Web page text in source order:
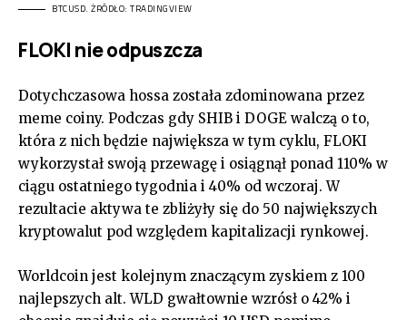
BTCUSD. ŻRÓDŁO: TRADINGVIEW
FLOKI nie odpuszcza
Dotychczasowa hossa została zdominowana przez
meme coiny. Podczas gdy SHIB i DOGE walczą o to,
która z nich będzie największa w tym cyklu, FLOKI
wykorzystał swoją przewagę i osiągnął ponad 110% w
ciągu ostatniego tygodnia i 40% od wczoraj. W
rezultacie aktywa te zbliżyły się do 50 największych
kryptowalut pod względem kapitalizacji rynkowej.
Worldcoin jest kolejnym znaczącym zyskiem z 100
najlepszych alt. WLD gwałtownie wzrósł o 42% i